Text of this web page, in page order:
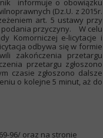
informuje o obowiązku
(Dz.U. z 2015r.
art. 5 ustawy przy
podania przyczyny. W celu
Komorniczej e-licytacje i
odbywa się w formie
zakończenia przetargu
przetargu zgłoszono
czasie zgłoszono dalsze
o kolejne 5 minut, aż do
96/ oraz na stronie